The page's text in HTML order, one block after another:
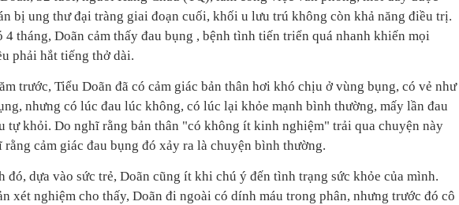
bị ung thư đại tràng giai đoạn cuối, khối u lưu trú không còn khả năng điều trị.
4 tháng, Doãn cảm thấy đau bụng , bệnh tình tiến triển quá nhanh khiến mọi
phải hắt tiếng thở dài.
trước, Tiểu Doãn đã có cảm giác bản thân hơi khó chịu ở vùng bụng, có vẻ như
nhưng có lúc đau lúc không, có lúc lại khỏe mạnh bình thường, mấy lần đau
tự khỏi. Do nghĩ rằng bản thân "có không ít kinh nghiệm" trải qua chuyện này
rằng cảm giác đau bụng đó xảy ra là chuyện bình thường.
đó, dựa vào sức trẻ, Doãn cũng ít khi chú ý đến tình trạng sức khỏe của mình.
xét nghiệm cho thấy, Doãn đi ngoài có dính máu trong phân, nhưng trước đó cô